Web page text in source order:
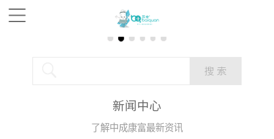
新闻中心
了解中成康富最新资讯